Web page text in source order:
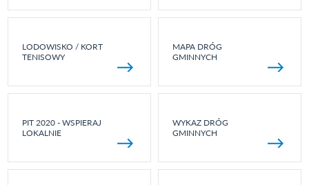
LODOWISKO / KORT
TENISOWY
MAPA DRÓG
GMINNYCH
PIT 2020 - WSPIERAJ
LOKALNIE
WYKAZ DRÓG
GMINNYCH